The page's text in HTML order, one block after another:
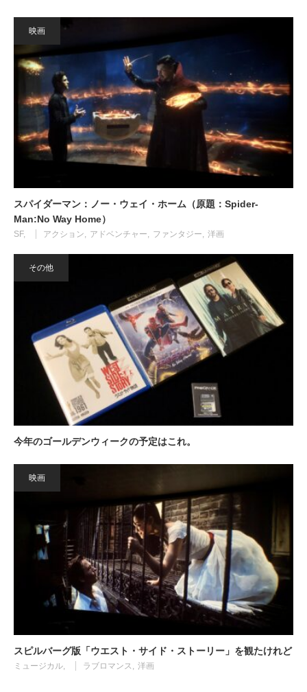
映画
スパイダーマン：ノー・ウェイ・ホーム（原題：Spider-
Man:No Way Home）
SF アクション アドベンチャー ファンタジー 洋画
その他
今年のゴールデンウィークの予定はこれ。
映画
スピルバーグ版「ウエスト・サイド・ストーリー」を観たけれど
ミュージカル ラブロマンス 洋画